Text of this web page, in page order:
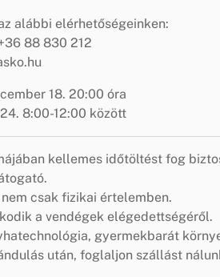
alábbi elérhetőségeinken:
88 830 212
18. 20:00 óra
8:00-12:00 között
kellemes időtöltést fog
csak fizikai értelemben.
a vendégek elégedettségéről.
gyermekbarát
után, foglaljon szállást